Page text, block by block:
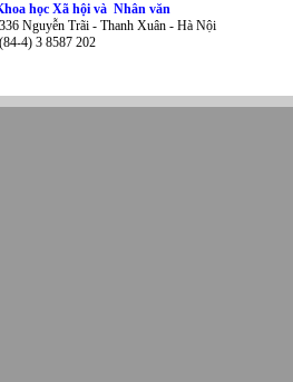
học Xã hội và Nhân văn
Nguyễn Trãi - Thanh Xuân - Hà Nội
4) 3 8587 202